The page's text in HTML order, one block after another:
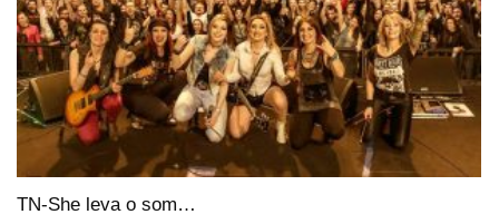
TN-She leva o som…